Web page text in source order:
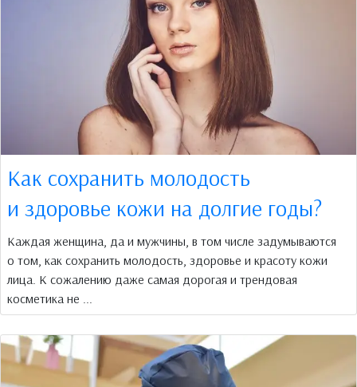
Как сохранить молодость
и здоровье кожи на долгие годы?
Каждая женщина, да и мужчины, в том числе задумываются
о том, как сохранить молодость, здоровье и красоту кожи
лица. К сожалению даже самая дорогая и трендовая
косметика не ...